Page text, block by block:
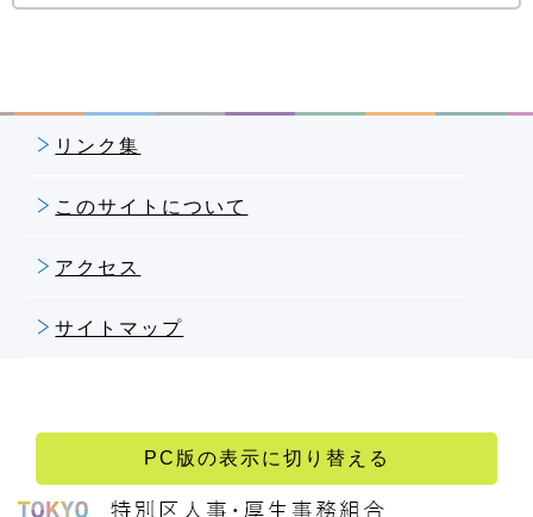
リンク集
このサイトについて
アクセス
サイトマップ
PC版の表示に切り替える